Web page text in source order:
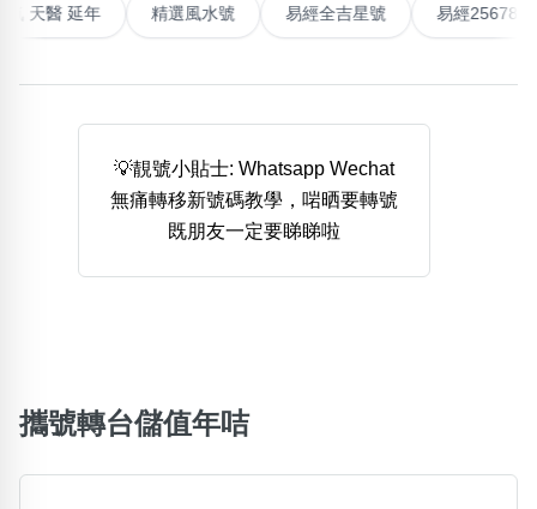
888尾
999尾 777尾 9字頭 6字頭
多8字 9888頭 二字號
高級分類 i
生氣 天醫 延年 精選風水號 易經全吉星號 易經
💡靚號小貼士: Whatsapp Wechat
無痛轉移新號碼教學，啱晒要轉號
既朋友一定要睇睇啦
攜號轉台儲值年咭